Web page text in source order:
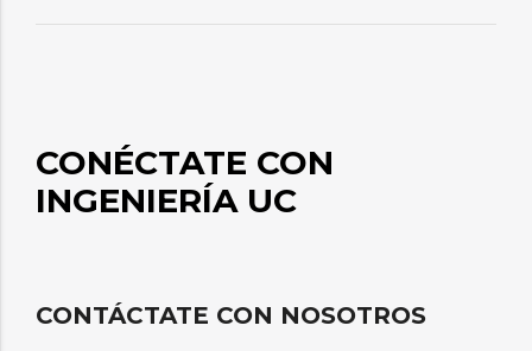
CONÉCTATE CON
INGENIERÍA UC
CONTÁCTATE CON NOSOTROS